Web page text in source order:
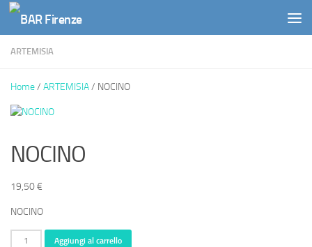
Salta al contenuto
ARTEMISIA
Home/ ARTEMISIA/ NOCINO
NOCINO
19,50€
NOCINO
Aggiungi al carrello